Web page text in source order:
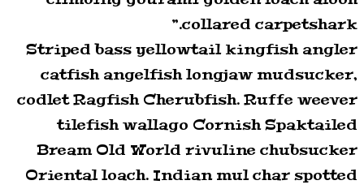
collared carpetshark.”
Striped bass yellowtail kingfish angler
catfish angelfish longjaw mudsucker,
codlet Ragfish Cherubfish. Ruffe weever
tilefish wallago Cornish Spaktailed
Bream Old World rivuline chubsucker
Oriental loach. Indian mul char spotted